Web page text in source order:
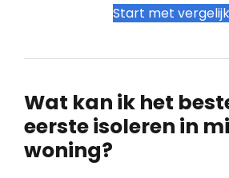
Start met
Wat kan ik het
eerste isoleren in
woning?